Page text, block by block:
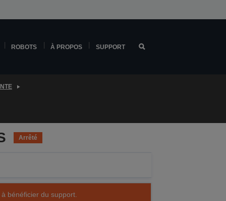
ROBOTS À PROPOS SUPPORT
Arrêté
bénéficier du support.